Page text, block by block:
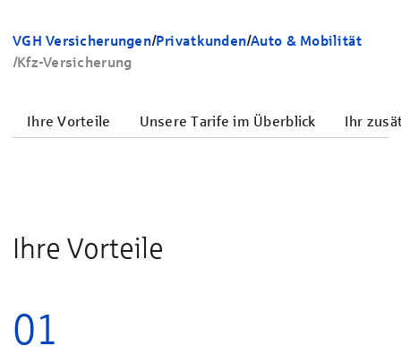
VGH Versicherungen/Privatkunden/Auto & Mobilität
/Kfz-Versicherung
Ihre Vorteile Unsere Tarife im Überblick Ihr
Ihre Vorteile
01